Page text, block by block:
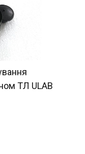
ТЛ ULAB